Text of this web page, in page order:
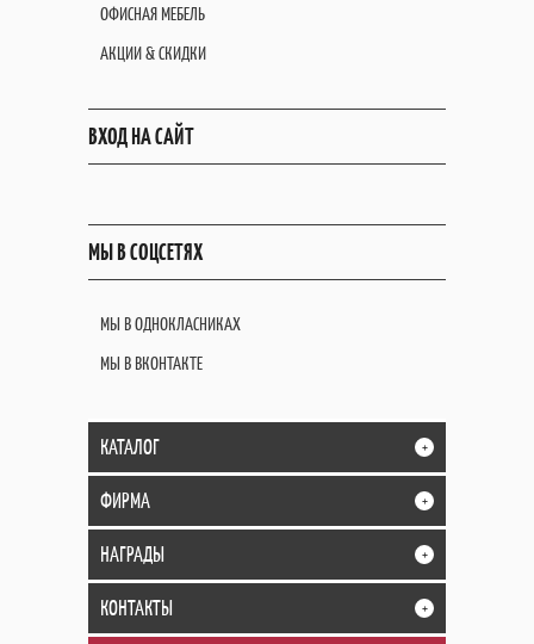
ОФИСНАЯ МЕБЕЛЬ
АКЦИИ & СКИДКИ
ВХОД НА САЙТ
МЫ В СОЦСЕТЯХ
МЫ В ОДНОКЛАСНИКАХ
МЫ В ВКОНТАКТЕ
КАТАЛОГ +
ФИРМА +
НАГРАДЫ +
КОНТАКТЫ +